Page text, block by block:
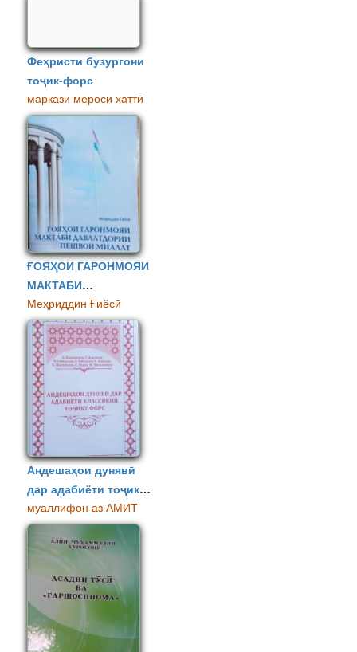
Феҳристи бузургони
тоҷик-форс
маркази мероси хаттӣ
ҒОЯҲОИ ГАРОНМОЯИ
МАКТАБИ
ДАВЛАТДОРИИ
ПЕШВОИ МИЛЛАТ
Меҳриддин Ғиёсӣ
Андешаҳои дунявӣ
дар адабиёти тоҷику
форс
муаллифон аз АМИТ